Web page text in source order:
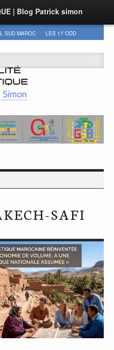
| Blog Patrick simon
SUD MAROC
LES 17 ODD
SAFI